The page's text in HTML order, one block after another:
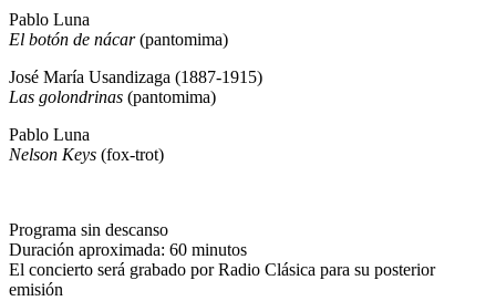
Pablo Luna
El botón de nácar(pantomima)
José María Usandizaga (1887-1915)
Las golondrinas (pantomima)
Pablo Luna
Nelson Keys (fox-trot)
Programa sin descanso
Duración aproximada: 60 minutos
El concierto será grabado por Radio Clásica para su posterior
emisión